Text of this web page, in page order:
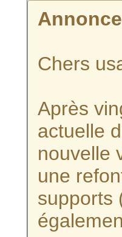
Annonce
Chers
Après
actuelle
nouvelle
une
supports